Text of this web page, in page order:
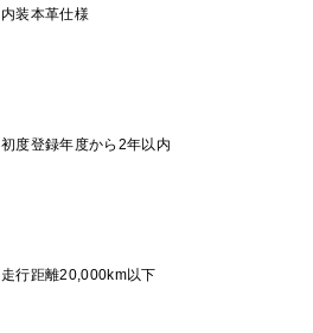
内装本革仕様
初度登録年度から2年以内
走行距離20,000km以下